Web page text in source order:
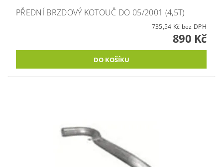
PŘEDNÍ BRZDOVÝ KOTOUČ DO 05/2001 (4,5T)
735,54 Kč bez DPH
890 Kč